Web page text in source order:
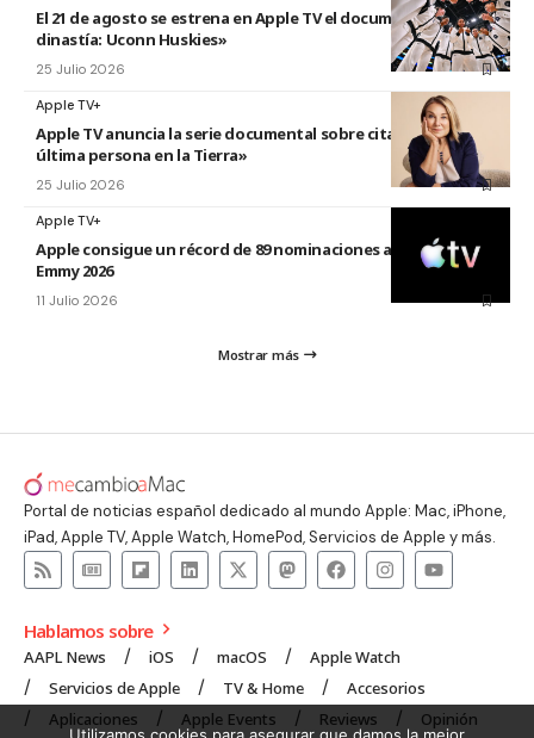
El 21 de agosto se estrena en Apple TV el documental «La
dinastía: Uconn Huskies»
25 Julio 2026
Apple TV+
Apple TV anuncia la serie documental sobre citas titulada «La
última persona en la Tierra»
25 Julio 2026
Apple TV+
Apple consigue un récord de 89 nominaciones a los premios
Emmy 2026
11 Julio 2026
Mostrar más
Portal de noticias español dedicado al mundo Apple: Mac, iPhone,
iPad, Apple TV, Apple Watch, HomePod, Servicios de Apple y más.
Hablamos sobre
AAPL News iOS macOS
Apple Watch
Servicios de Apple
TV & Home
Accesorios
Aplicaciones
Apple Events Reviews Opinión